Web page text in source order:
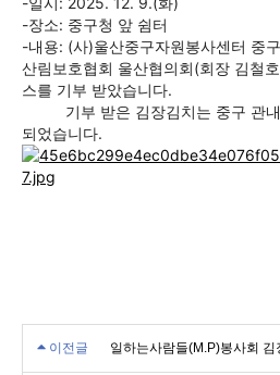
-장소: 중구청 앞 쉼터
-내용: (사)울산중구자원봉사센터 중
산림보호협회 울산협의회(회장 김철
스를 기부 받았습니다.
기부 받은 김장김치는 중구 관내
되었습니다.
이전글 일하는사람들(M.P)봉사회